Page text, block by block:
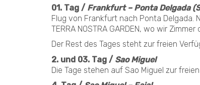
01. Tag / Frankfurt – Ponta Delgada
Flug von Frankfurt nach Ponta Delgada.
TERRA NOSTRA GARDEN, wo wir
Der Rest des Tages steht zur freien
2. und 03. Tag / Sao Miguel
Die Tage stehen auf Sao Miguel zur